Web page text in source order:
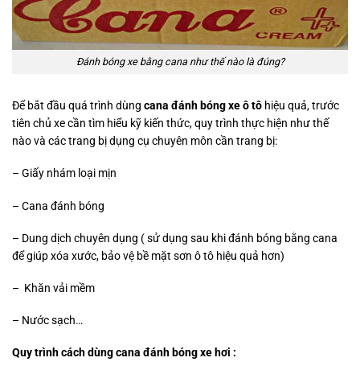
Đánh bóng xe bằng cana như thế nào là đúng?
Để bắt đầu quá trình dùng cana đánh bóng xe ô tô hiệu quả, trước
tiên chủ xe cần tìm hiểu kỹ kiến thức, quy trình thực hiện như thế
nào và các trang bị dụng cụ chuyên môn cần trang bị:
– Giấy nhám loại mịn
– Cana đánh bóng
– Dung dịch chuyên dụng ( sử dụng sau khi đánh bóng bằng cana
để giúp xóa xước, bảo vệ bề mặt sơn ô tô hiệu quả hơn)
– Khăn vải mềm
– Nước sạch…
Quy trình cách dùng cana đánh bóng xe hơi :